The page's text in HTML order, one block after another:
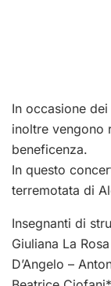
In occasione
inoltre vengono
beneficenza.
In questo
terremotata di
Insegnanti di
Giuliana La
D’Angelo –